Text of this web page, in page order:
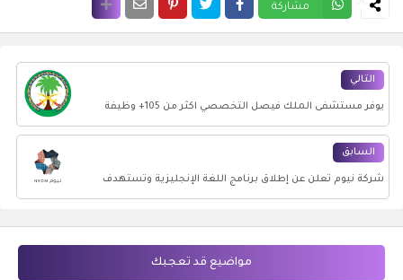
مشاركة
التالي
يوفر مستشفى الملك فيصل التخصصي اكثر من 105+ وظيفة
متاحة لحملة الخبرة فأعلى بعدة مدن في المملكة
السابق
شركة نيوم تعلن عن إطلاق برنامج اللغة الإنجليزية وتستهدف
مواضيع قد تعجبك